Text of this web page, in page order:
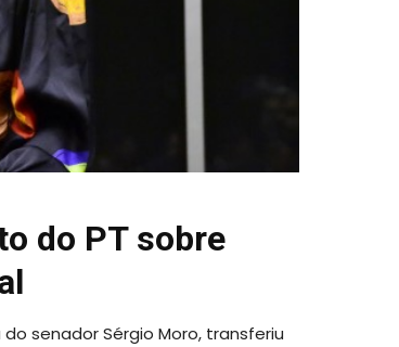
do PT sobre
senador Sérgio Moro, transferiu